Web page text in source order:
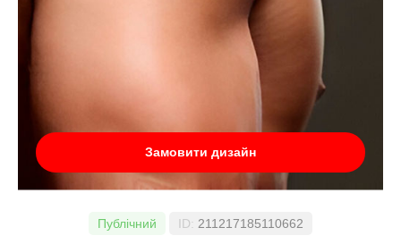
Замовити дизайн
Публічний ID: 211217185110662